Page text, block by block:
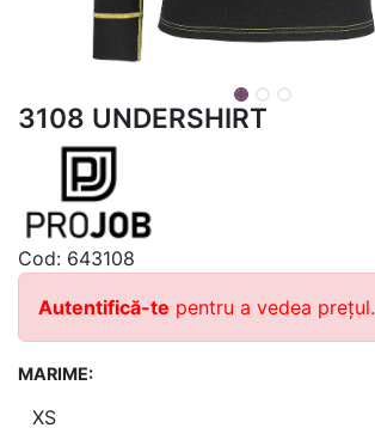
3108 UNDERSHIRT
Cod: 643108
Autentifică-te pentru a vedea prețul.
MARIME: